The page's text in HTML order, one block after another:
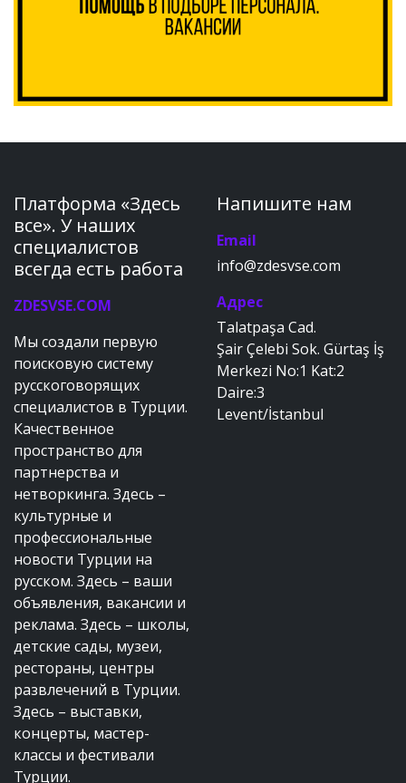
Платформа «Здесь
все». У наших
специалистов
всегда есть работа
ZDESVSE.COM
Мы создали первую
поисковую систему
русскоговорящих
специалистов в Турции.
Качественное
пространство для
партнерства и
нетворкинга. Здесь –
культурные и
профессиональные
новости Турции на
русском. Здесь – ваши
объявления, вакансии и
реклама. Здесь – школы,
детские сады, музеи,
рестораны, центры
развлечений в Турции.
Здесь – выставки,
концерты, мастер-
классы и фестивали
Турции.
Напишите нам
Email
info@zdesvse.com
Адрес
Talatpaşa Cad.
Şair Çelebi Sok. Gürtaş İş
Merkezi No:1 Kat:2
Daire:3
Levent/İstanbul